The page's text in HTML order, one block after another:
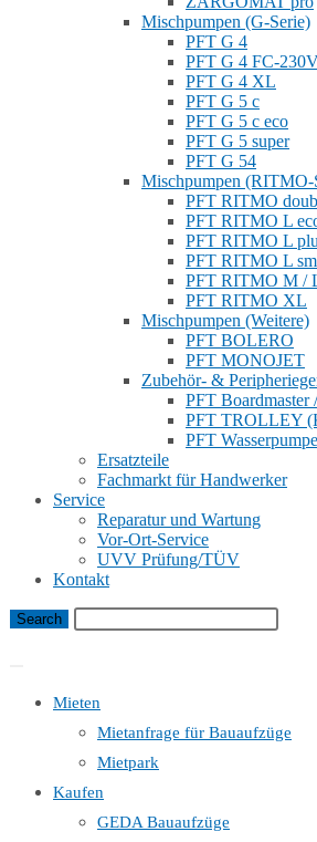
Mischpumpen (G-Serie)
PFT G 4
PFT G 4 FC-
PFT G 4 XL
PFT G 5 c
PFT G 5 c eco
PFT G 5 super
PFT G 54
Mischpumpen (RITMO-
PFT RITMO
PFT RITMO L
PFT RITMO L
PFT RITMO L
PFT RITMO M /
PFT RITMO XL
Mischpumpen (Weitere)
PFT BOLERO
PFT MONOJET
Zubehör- &
PFT Boardmaster
PFT TROLLEY
PFT
Ersatzteile
Fachmarkt für Handwerker
Service
Reparatur und Wartung
Vor-Ort-Service
UVV Prüfung/TÜV
Kontakt
Mieten
Mietanfrage für Bauaufzüge
Mietpark
Kaufen
GEDA Bauaufzüge